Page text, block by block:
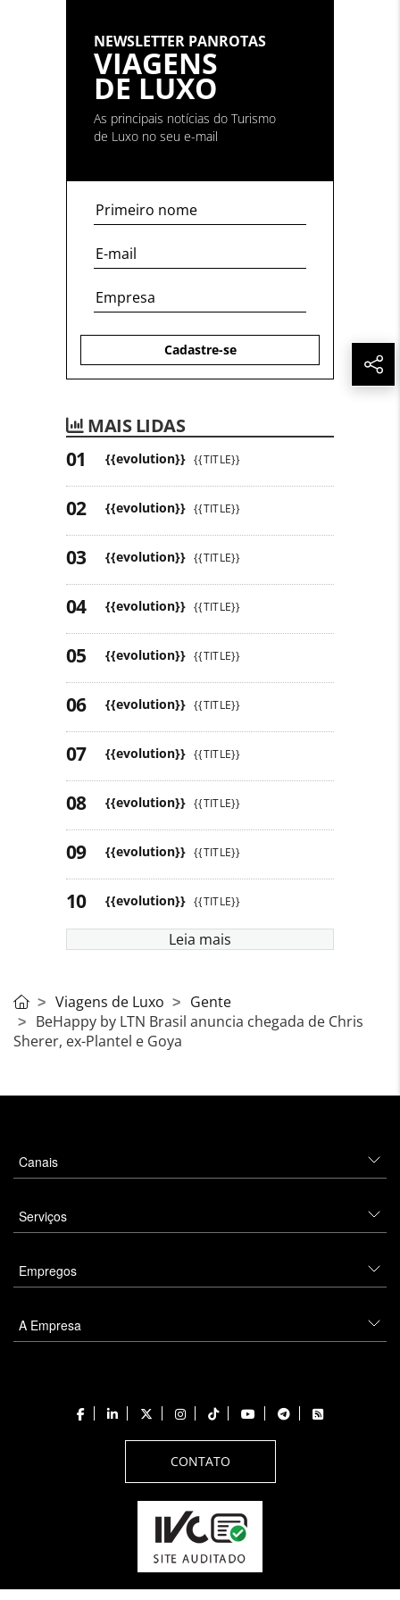
NEWSLETTER PANROTAS
VIAGENS
DE LUXO
As principais notícias do Turismo
de Luxo no seu e-mail
Cadastre-se
MAIS LIDAS
{{evolution}} {{TITLE}}
{{evolution}} {{TITLE}}
{{evolution}} {{TITLE}}
{{evolution}} {{TITLE}}
{{evolution}} {{TITLE}}
{{evolution}} {{TITLE}}
{{evolution}} {{TITLE}}
{{evolution}} {{TITLE}}
{{evolution}} {{TITLE}}
{{evolution}} {{TITLE}}
Leia mais
Viagens de Luxo
Gente
BeHappy by LTN Brasil anuncia chegada de Chris
Sherer, ex-Plantel e Goya
Canais
Serviços
Empregos
A Empresa
CONTATO